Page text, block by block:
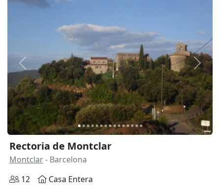
Anterior
Rectoria de Montclar
Montclar- Barcelona
12
Casa Entera